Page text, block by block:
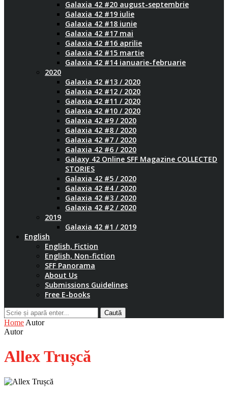
Galaxia 42 #20 august-septembrie
Galaxia 42 #19 iulie
Galaxia 42 #18 iunie
Galaxia 42 #17 mai
Galaxia 42 #16 aprilie
Galaxia 42 #15 martie
Galaxia 42 #14 ianuarie-februarie
2020
Galaxia 42 #13 / 2020
Galaxia 42 #12 / 2020
Galaxia 42 #11 / 2020
Galaxia 42 #10 / 2020
Galaxia 42 #9 / 2020
Galaxia 42 #8 / 2020
Galaxia 42 #7 / 2020
Galaxia 42 #6 / 2020
Galaxy 42 Online SFF Magazine COLLECTED
STORIES
Galaxia 42 #5 / 2020
Galaxia 42 #4 / 2020
Galaxia 42 #3 / 2020
Galaxia 42 #2 / 2020
2019
Galaxia 42 #1 / 2019
English
English, Fiction
English, Non-fiction
SFF Panorama
About Us
Submissions Guidelines
Free E-books
Caută
Home Autor
Autor
Allex Trușcă